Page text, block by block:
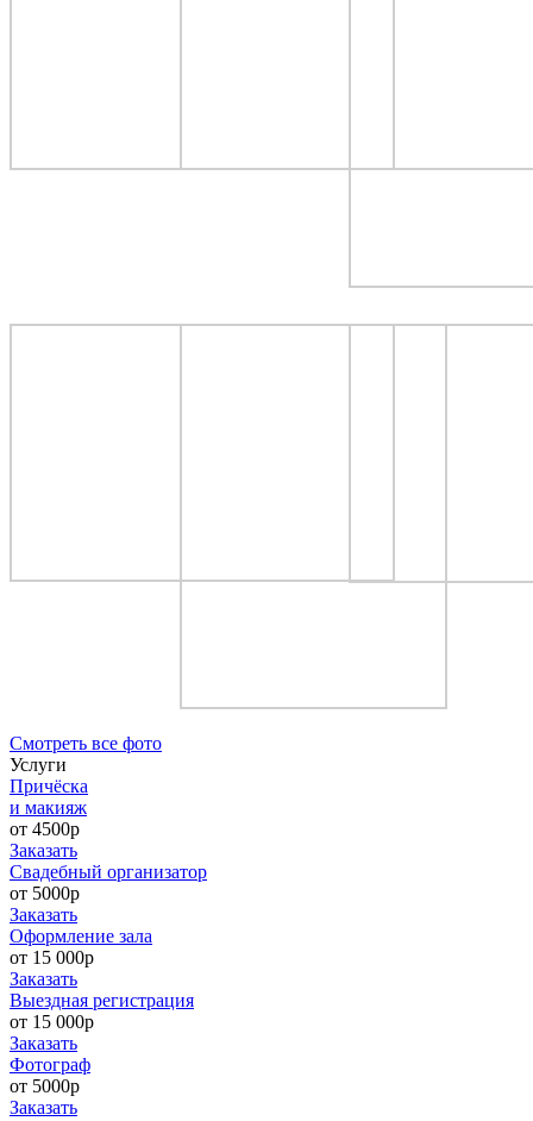
Cмотреть все фото
Услуги
Причёска
и макияж
от 4500р
Заказать
Свадебный организатор
от 5000р
Заказать
Оформление зала
от 15 000р
Заказать
Выездная регистрация
от 15 000р
Заказать
Фотограф
от 5000р
Заказать